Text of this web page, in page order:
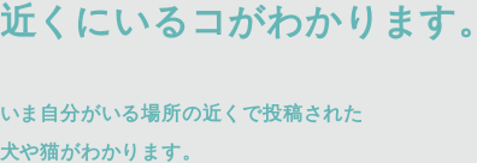
近くにいるコがわかります。
いま自分がいる場所の近くで投稿された
犬や猫がわかります。